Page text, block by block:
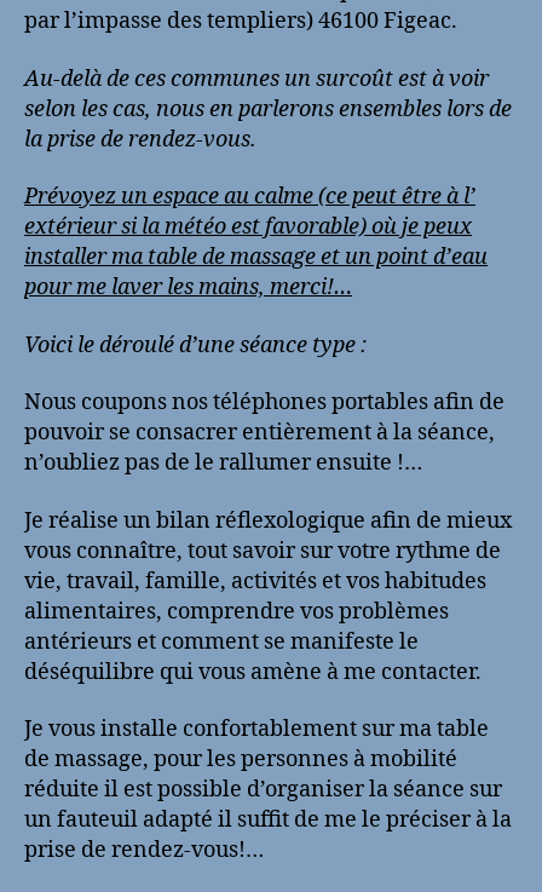
par l’impasse des templiers) 46100 Figeac.
Au-delà de ces communes un surcoût est à voir
selon les cas, nous en parlerons ensembles lors de
la prise de rendez-vous.
Prévoyez un espace au calme (ce peut être à l’
extérieur si la météo est favorable) où je peux
installer ma table de massage et un point d’eau
pour me laver les mains, merci!…
Voici le déroulé d’une séance type :
Nous coupons nos téléphones portables afin de
pouvoir se consacrer entièrement à la séance,
n’oubliez pas de le rallumer ensuite !…
Je réalise un bilan réflexologique afin de mieux
vous connaître, tout savoir sur votre rythme de
vie, travail, famille, activités et vos habitudes
alimentaires, comprendre vos problèmes
antérieurs et comment se manifeste le
déséquilibre qui vous amène à me contacter.
Je vous installe confortablement sur ma table
de massage, pour les personnes à mobilité
réduite il est possible d’organiser la séance sur
un fauteuil adapté il suffit de me le préciser à la
prise de rendez-vous!…